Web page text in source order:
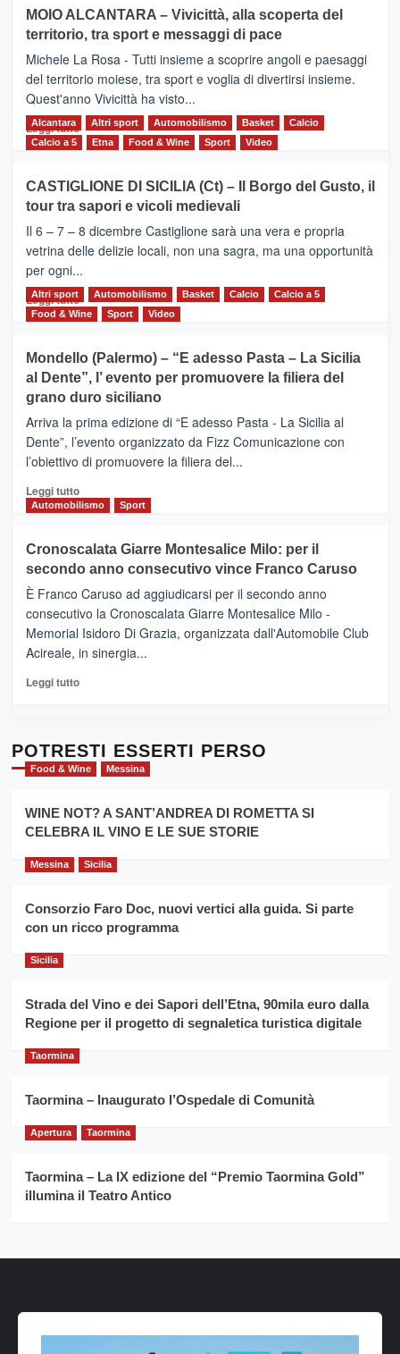
Torna
la
Supermaratona
dell’Etna
MOIO ALCANTARA – Vivicittà, alla scoperta del
territorio, tra sport e messaggi di pace
Michele La Rosa - Tutti insieme a scoprire angoli e paesaggi
del territorio moiese, tra sport e voglia di divertirsi insieme.
Quest'anno Vivicittà ha visto...
Leggi tutto Leggi
MOIO
ALCANTARA
–
Vivicittà,
alla
scoperta
del
territorio,
e
messaggi
di
Alcantara Altri sport Automobilismo Basket
Calcio
Calcio a 5
Etna Food & Wine Sport Video
CASTIGLIONE DI SICILIA (Ct) – Il Borgo del Gusto, il
tour tra sapori e vicoli medievali
Il 6 – 7 – 8 dicembre Castiglione sarà una vera e propria
vetrina delle delizie locali, non una sagra, ma una opportunità
per ogni...
Leggi tuttoLeggi
di
CASTIGLIONE
DI
SICILIA
(Ct)
–
Il
Borgo
Gusto,
il
tra
sapori
vicoli
medievali
Altri sport Automobilismo Basket Calcio
Calcio a 5
Food & Wine
Sport Video
Mondello (Palermo) – “E adesso Pasta – La Sicilia
al Dente”, l’ evento per promuovere la filiera del
grano duro siciliano
Arriva la prima edizione di “E adesso Pasta - La Sicilia al
Dente”, l’evento organizzato da Fizz Comunicazione con
l’obiettivo di promuovere la filiera del...
Leggi tuttoLeggi
di
Mondello
(Palermo)
–
“E
adesso
Pasta
–
Sicilia
l’
evento
per
la
filiera
grano
Automobilismo Sport
Cronoscalata Giarre Montesalice Milo: per il
secondo anno consecutivo vince Franco Caruso
È Franco Caruso ad aggiudicarsi per il secondo anno
consecutivo la Cronoscalata Giarre Montesalice Milo -
Memorial Isidoro Di Grazia, organizzata dall'Automobile Club
Acireale, in sinergia...
Leggi tuttoLeggi
Cronoscalata
Giarre
Montesalice
per
il
anno
Franco
Caruso
POTRESTI ESSERTI PERSO
Food & Wine Messina
WINE NOT? A SANT’ANDREA DI ROMETTA SI
CELEBRA IL VINO E LE SUE STORIE
Messina Sicilia
Consorzio Faro Doc, nuovi vertici alla guida. Si parte
con un ricco programma
Sicilia
Strada del Vino e dei Sapori dell’Etna, 90mila euro dalla
Regione per il progetto di segnaletica turistica digitale
Taormina
Taormina – Inaugurato l’Ospedale di Comunità
Apertura Taormina
Taormina – La IX edizione del “Premio Taormina Gold”
illumina il Teatro Antico